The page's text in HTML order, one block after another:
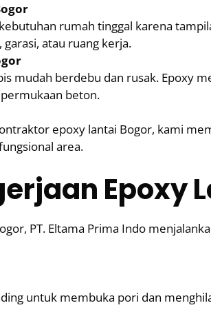
rumah tinggal karena
atau ruang kerja.
mudah berdebu dan rusak. Epoxy
beton.
epoxy lantai Bogor, kami
area.
Epoxy
PT. Eltama Prima Indo
untuk membuka pori dan